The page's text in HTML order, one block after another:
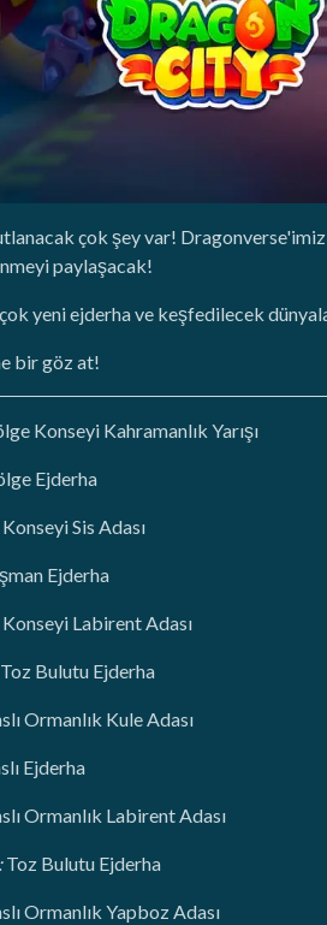
çok şey var!
paylaşacak!
yeni ejderha ve keşfedilecek
bir göz at!
Konseyi Kahramanlık Yarışı
Ejderha
Sis Adası
Ejderha
Labirent Adası
Toz Bulutu Ejderha
Ormanlık Kule Adası
Ejderha
Ormanlık Labirent Adası
Toz Bulutu Ejderha
Ormanlık Yapboz Adası